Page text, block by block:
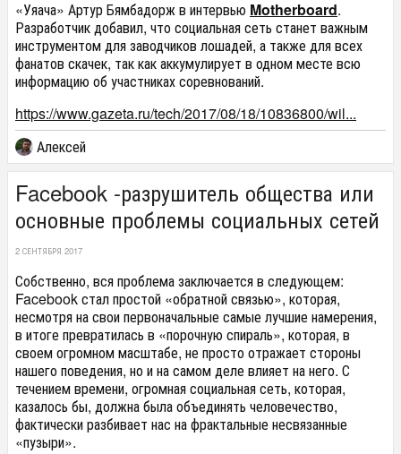
«Уяача» Артур Бямбадорж в интервью Motherboard.
Разработчик добавил, что социальная сеть станет важным
инструментом для заводчиков лошадей, а также для всех
фанатов скачек, так как аккумулирует в одном месте всю
информацию об участниках соревнований.
https://www.gazeta.ru/tech/2017/08/18/10836800/wil...
Алексей
​Facebook -разрушитель общества или
основные проблемы социальных сетей
2 СЕНТЯБРЯ 2017
Собственно, вся проблема заключается в следующем:
Facebook стал простой «обратной связью», которая,
несмотря на свои первоначальные самые лучшие намерения,
в итоге превратилась в «порочную спираль», которая, в
своем огромном масштабе, не просто отражает стороны
нашего поведения, но и на самом деле влияет на него. С
течением времени, огромная социальная сеть, которая,
казалось бы, должна была объединять человечество,
фактически разбивает нас на фрактальные несвязанные
«пузыри».